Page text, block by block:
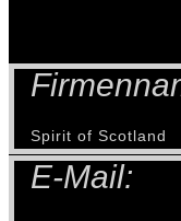
Spirit of Scotland
E-Mail: